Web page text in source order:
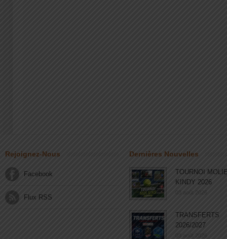
Rejoignez-Nous
Facebook
Flux RSS
Dernières Nouvelles
TOURNOI
KINDY 2026
03 août 2026
TRANSFERTS
2026/2027
03 août 2026